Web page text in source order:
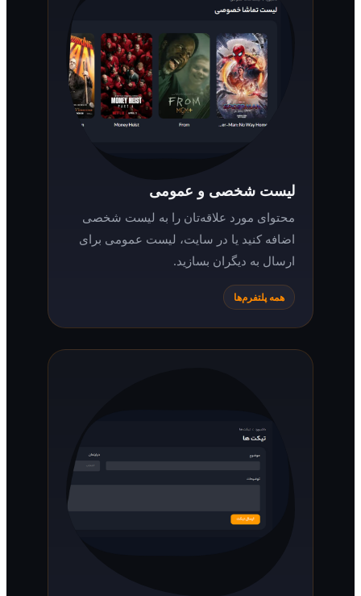
لیست شخصی و عمومی
محتوای مورد علاقه‌تان را به لیست شخصی
اضافه کنید یا در سایت، لیست عمومی برای
ارسال به دیگران بسازید.
همه پلتفرم‌ها